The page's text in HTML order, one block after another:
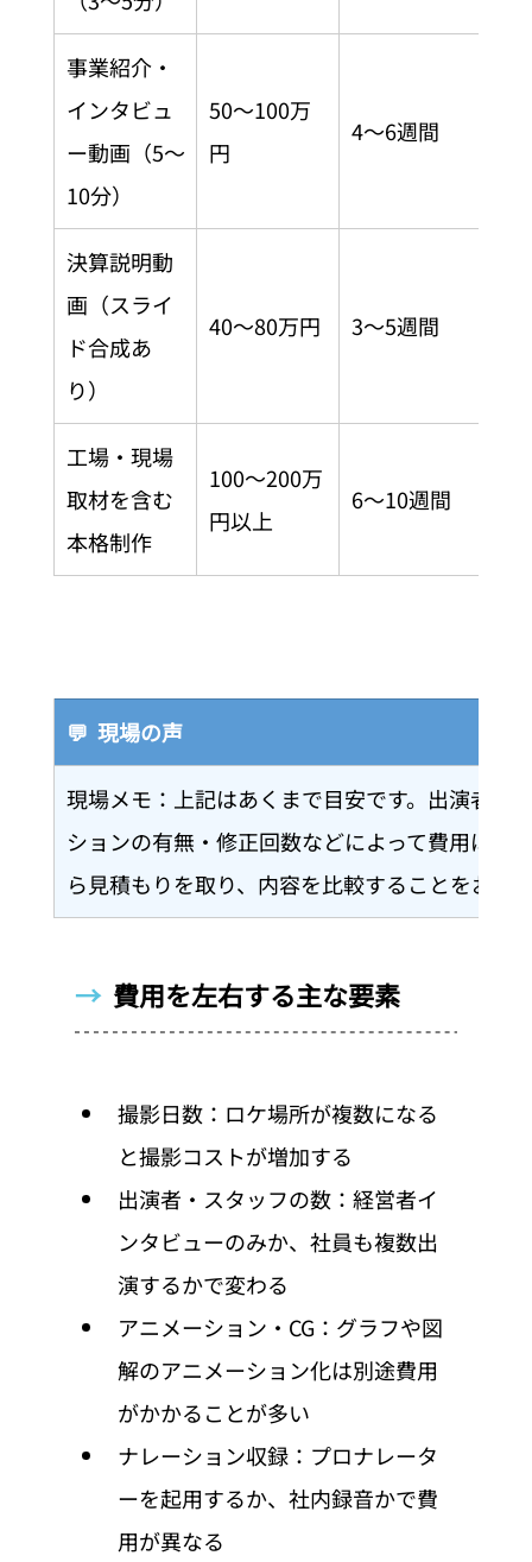
事業紹介・
インタビュ
ー動画（5〜
10分）
50〜100万
円
4〜6週間
決算説明動
画（スライ
ド合成あ
り）
40〜80万円 3〜5週間
工場・現場
取材を含む
本格制作
100〜200万
円以上
6〜10週間
💬  現場の声
現場メモ：上記はあくまで目安です。出演者の
ションの有無・修正回数などによって費用は上
ら見積もりを取り、内容を比較することをおす
→ 費用を左右する主な要素
撮影日数：ロケ場所が複数になる
と撮影コストが増加する
出演者・スタッフの数：経営者イ
ンタビューのみか、社員も複数出
演するかで変わる
アニメーション・CG：グラフや図
解のアニメーション化は別途費用
がかかることが多い
ナレーション収録：プロナレータ
ーを起用するか、社内録音かで費
用が異なる